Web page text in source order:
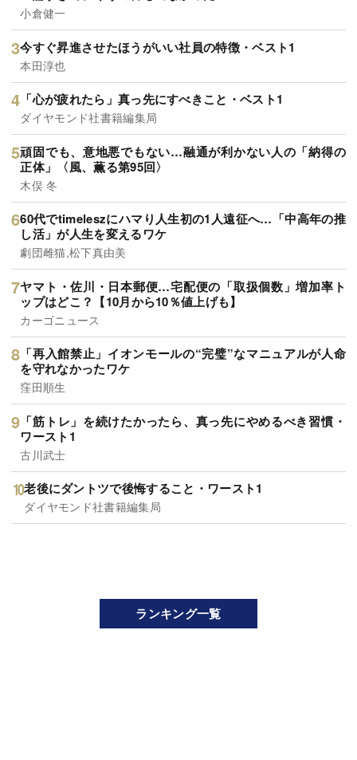
小倉健一
今すぐ昇進させたほうがいい社員の特徴・ベスト1
本田淳也
「心が疲れたら」真っ先にすべきこと・ベスト1
ダイヤモンド社書籍編集局
頑固でも、意地悪でもない…融通が利かない人の「納得の
正体」〈風、薫る第95回〉
木俣 冬
60代でtimeleszにハマり人生初の1人遠征へ…「中高年の推
し活」が人生を変えるワケ
劇団雌猫,松下真由美
ヤマト・佐川・日本郵便…宅配便の「取扱個数」増加率ト
ップはどこ？【10月から10％値上げも】
カーゴニュース
「再入館禁止」イオンモールの“完璧”なマニュアルが人命
を守れなかったワケ
窪田順生
「筋トレ」を続けたかったら、真っ先にやめるべき習慣・
ワースト1
古川武士
老後にダントツで後悔すること・ワースト1
ダイヤモンド社書籍編集局
ランキング一覧